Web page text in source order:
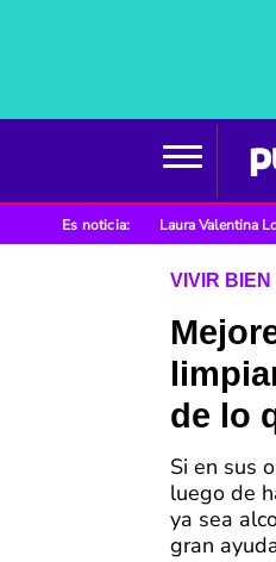
Es noticia: Laura Valentina
VIVIR BIEN
de lo
Si en sus
luego de
ya sea
gran